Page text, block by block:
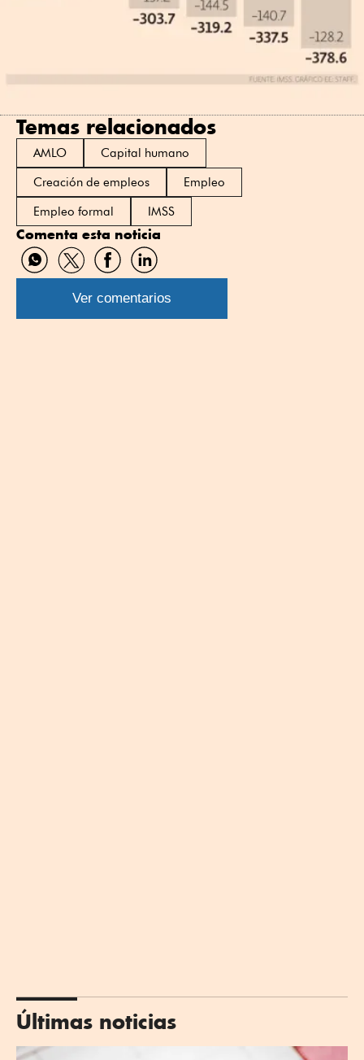
Temas relacionados
AMLO
Capital humano
Creación de empleos
Empleo
Empleo formal
IMSS
Comenta esta noticia
Compartir
por
WhatsApp
Compartir
por
Twitter
Compartir
por
Facebook
Compartir
por
Linkedin
Ver comentarios
Últimas noticias